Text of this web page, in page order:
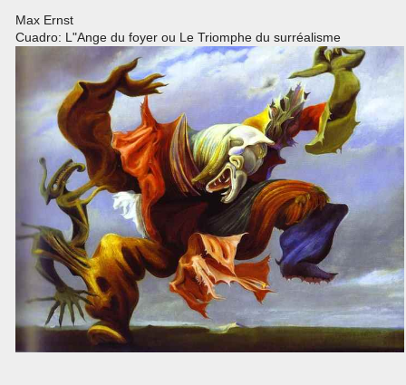
Max Ernst
Cuadro: L"Ange du foyer ou Le Triomphe du surréalisme